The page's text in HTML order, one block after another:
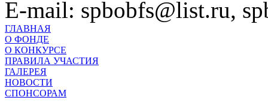
E-mail: spbobfs@list.ru,
ГЛАВНАЯ
О ФОНДЕ
О КОНКУРСЕ
ПРАВИЛА УЧАСТИЯ
ГАЛЕРЕЯ
НОВОСТИ
СПОНСОРАМ